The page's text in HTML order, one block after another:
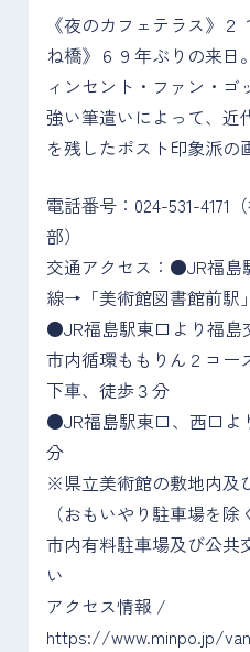
《夜のカフェテラス》
ね橋》６９年ぶりの来日
ィンセント・ファン・ゴ
強い筆遣いによって、近
を残したポスト印象派
電話番号：024-531-4171
部）
交通アクセス：●JR福島
線→「美術館図書館前駅
●JR福島駅東口より福島
市内循環ももりん２コー
下車、徒歩３分
●JR福島駅東口、西口よ
分
※県立美術館の敷地内及
（おもいやり駐車場を除
市内有料駐車場及び公共
い
アクセス情報 /
https://www.minpo.jp/